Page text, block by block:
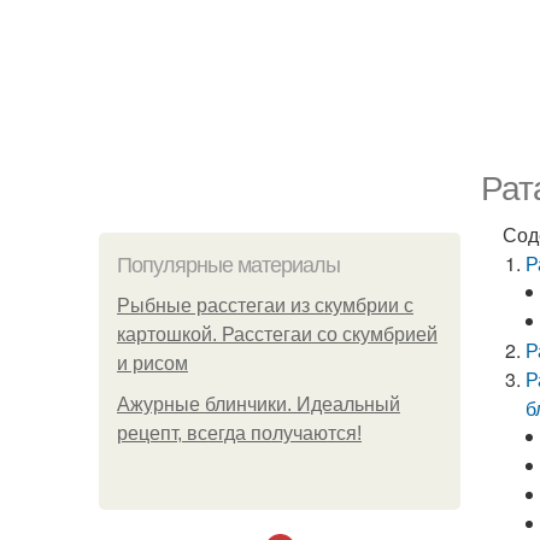
Популярные материалы
Рыбные расстегаи из скумбрии с
картошкой. Расстегаи со скумбрией
и рисом
Ажурные блинчики. Идеальный
рецепт, всегда получаются!